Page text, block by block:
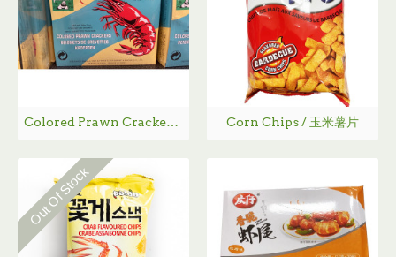
Colored Prawn Cracker / 龙虾片- 200g Corn Chips / 玉米薯片
Out Of Stock